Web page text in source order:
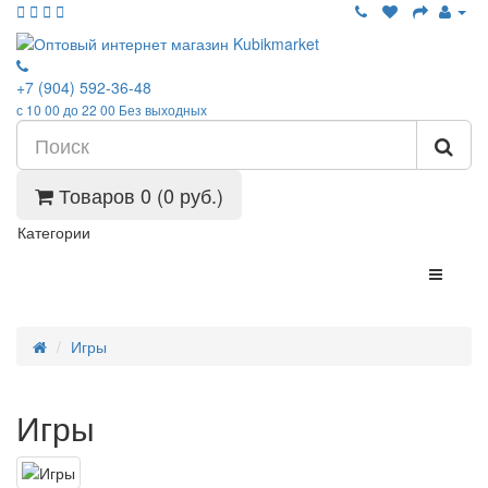
+7 (904) 592-36-48
с 10 00 до 22 00 Без выходных
Товаров 0 (0 руб.)
Категории
Игры
Игры